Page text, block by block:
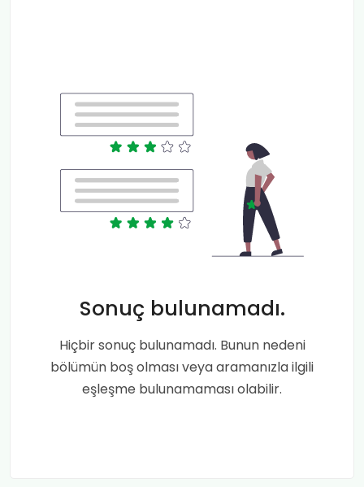
Sonuç bulunamadı.
Hiçbir sonuç bulunamadı. Bunun nedeni
bölümün boş olması veya aramanızla ilgili
eşleşme bulunamaması olabilir.